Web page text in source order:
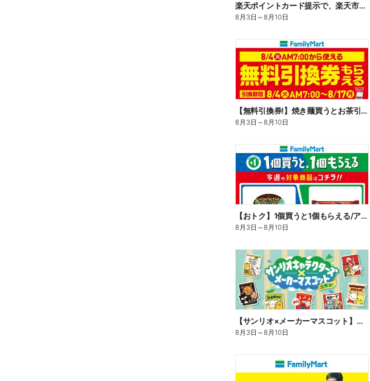
楽天ポイントカード提示で、楽天市場でのお買い物がおトクに!
8月3日 ～8月10日
【無料引換券!】焼き麺買うとお茶引換券貰える!
8月3日 ～8月10日
【おトク】1個買うと1個もらえる/アイス
8月3日 ～8月10日
【サンリオ×メーカーマスコット】オリジナルグッズ貰える!
8月3日 ～8月10日